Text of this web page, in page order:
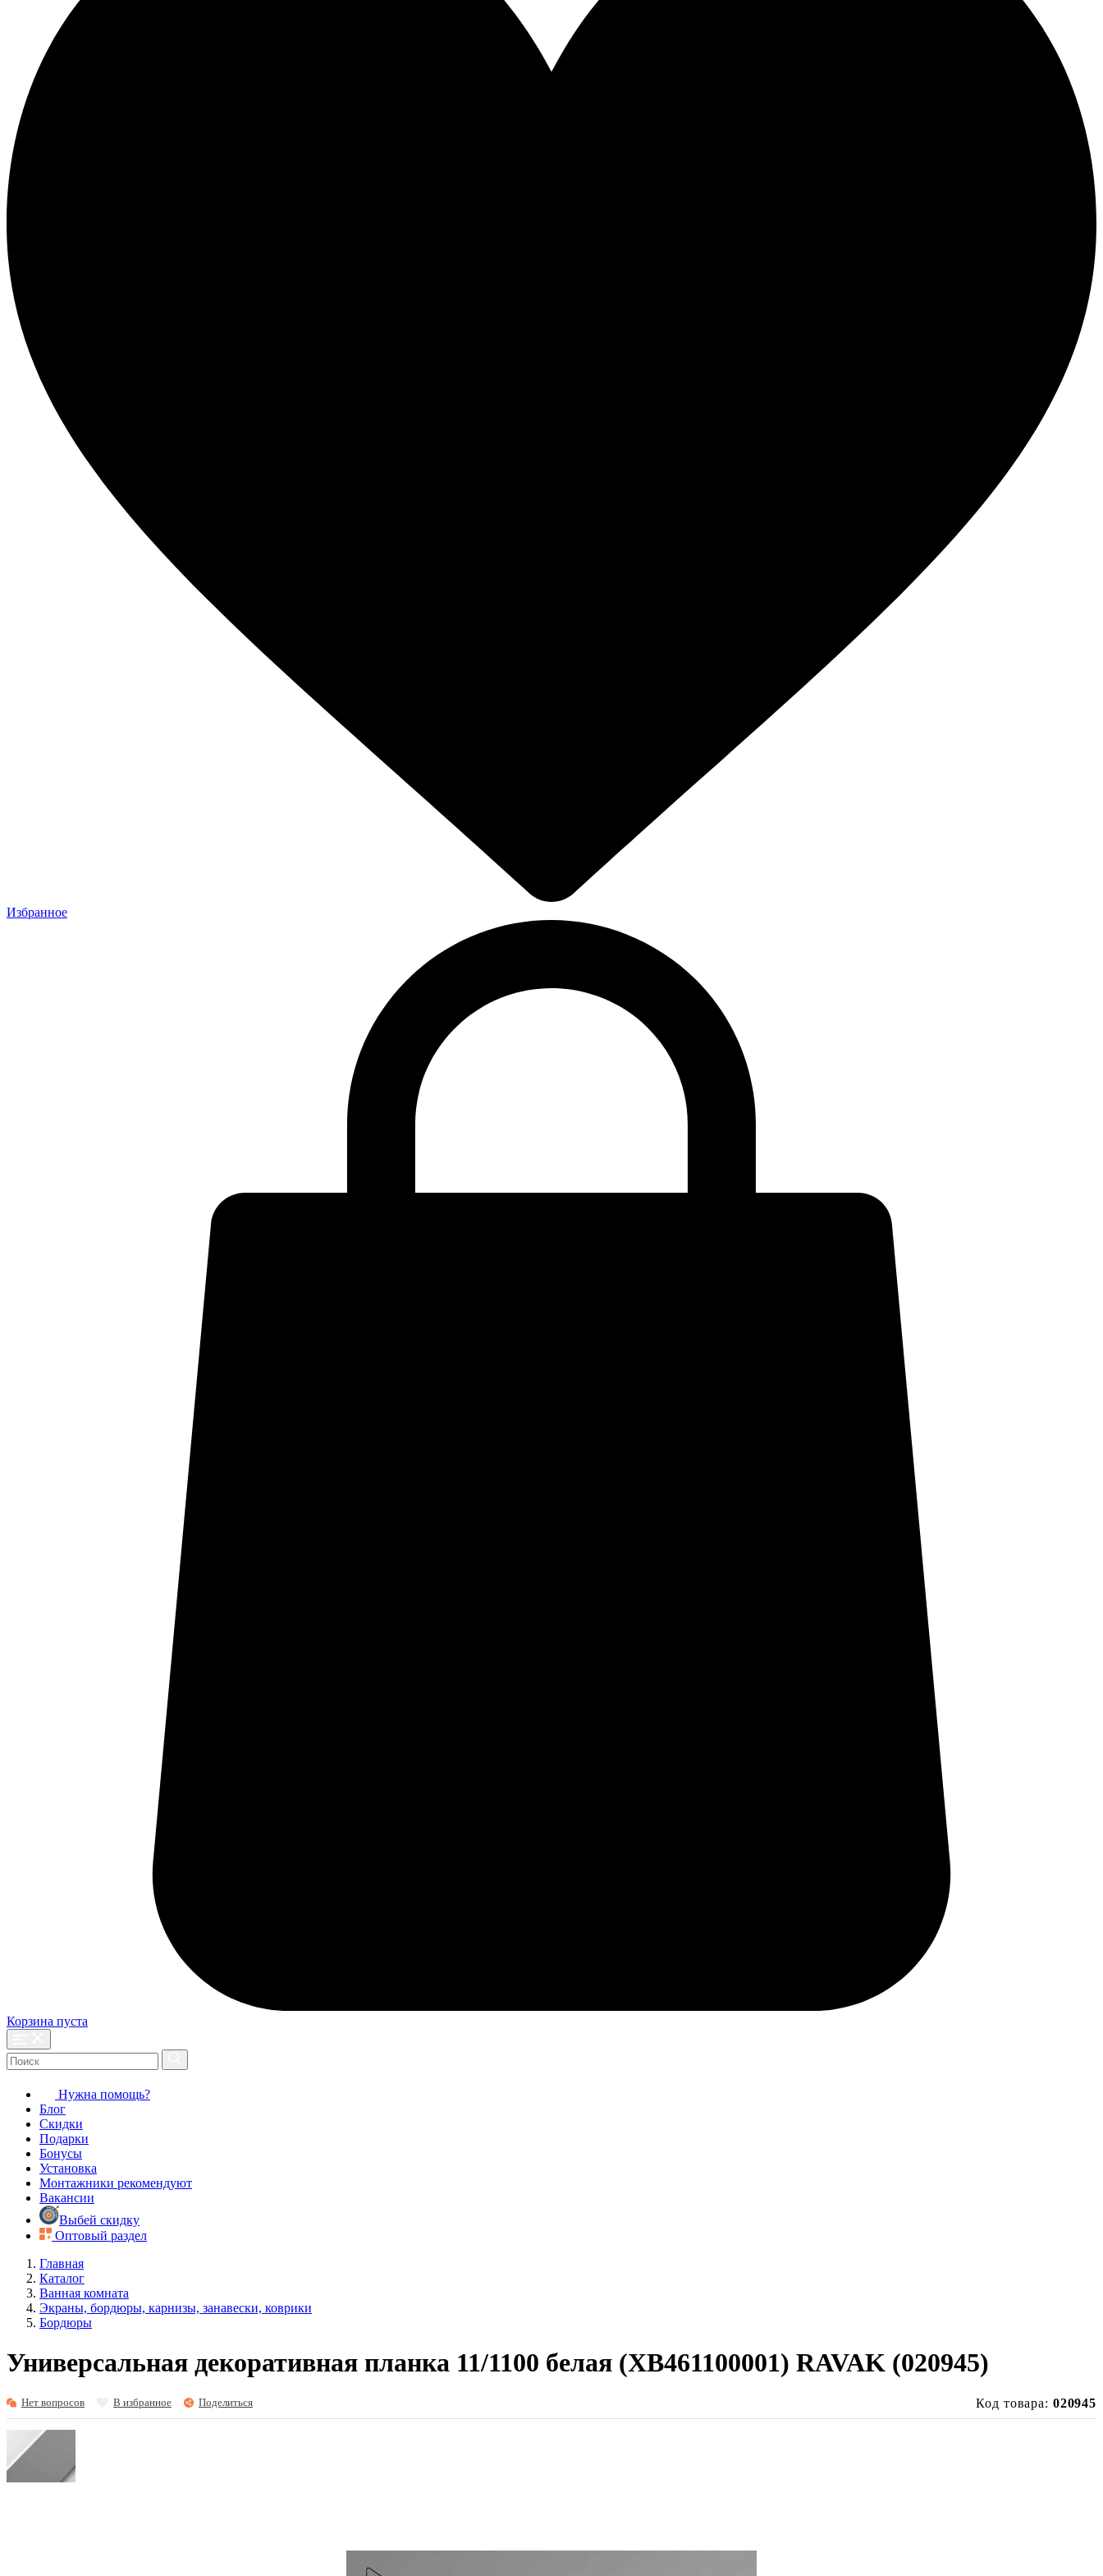
Избранное
Корзина пуста
Нужна помощь?
Блог
Скидки
Подарки
Бонусы
Установка
Монтажники рекомендуют
Вакансии
Выбей скидку
Оптовый раздел
Главная
Каталог
Ванная комната
Экраны, бордюры, карнизы, занавески, коврики
Бордюры
Универсальная декоративная планка 11/1100 белая (XB461100001) RAVAK (020945)
Нет вопросов В избранное Поделиться Код товара: 020945